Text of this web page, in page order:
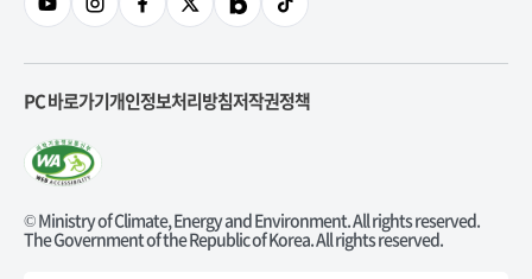
PC 바로가기개인정보처리방침저작권정책
© Ministry of Climate, Energy and Environment. All rights reserved.
The Government of the Republic of Korea. All rights reserved.